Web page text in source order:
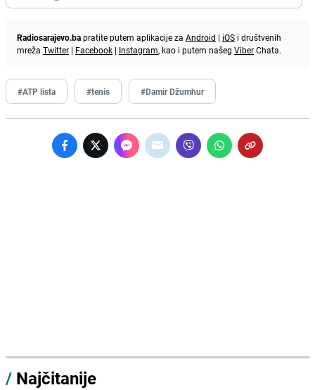
Radiosarajevo.bapratite putem aplikacije za Android | iOS i društvenih
mreža Twitter | Facebook | Instagram, kao i putem našeg ViberChata.
#ATP lista #tenis #Damir Džumhur
/ Najčitanije